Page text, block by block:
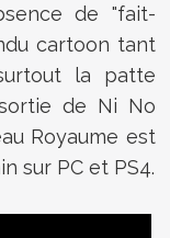
de "fait-
cartoon tant
la patte
de Ni No
Royaume est
sur PC et PS4.